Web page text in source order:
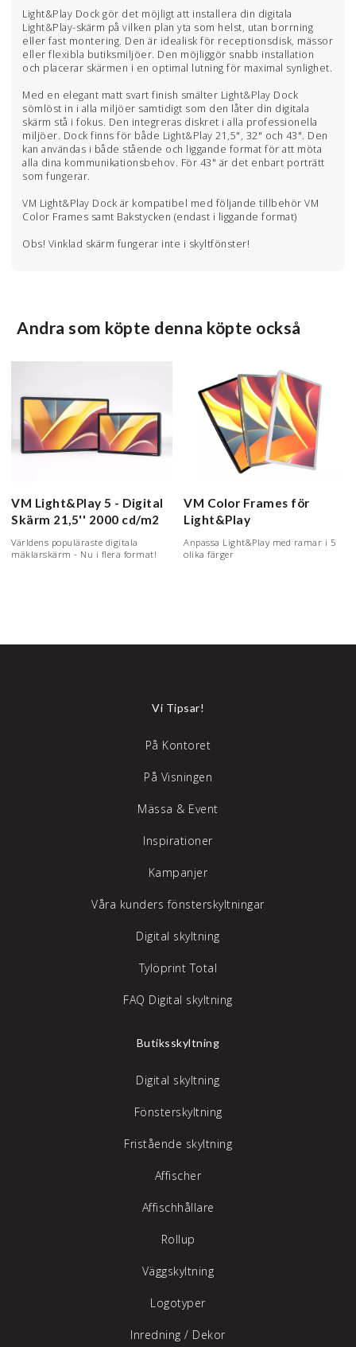
Light&Play Dock gör det möjligt att installera din digitala
Light&Play-skärm på vilken plan yta som helst, utan borrning
eller fast montering. Den är idealisk för receptionsdisk, mässor
eller flexibla butiksmiljöer. Den möjliggör snabb installation
och placerar skärmen i en optimal lutning för maximal synlighet.
Med en elegant matt svart finish smälter Light&Play Dock
sömlöst in i alla miljöer samtidigt som den låter din digitala
skärm stå i fokus. Den integreras diskret i alla professionella
miljöer. Dock finns för både Light&Play 21,5", 32" och 43". Den
kan användas i både stående och liggande format för att möta
alla dina kommunikationsbehov. För 43" är det enbart porträtt
som fungerar.
VM Light&Play Dock är kompatibel med följande tillbehör VM
Color Frames samt Bakstycken (endast i liggande format)
Obs! Vinklad skärm fungerar inte i skyltfönster!
Andra som köpte denna köpte också
VM Light&Play 5 - Digital
Skärm 21,5'' 2000 cd/m2
Världens populäraste digitala
mäklarskärm - Nu i flera format!
VM Color Frames för
Light&Play
Anpassa Light&Play med ramar i 5
olika färger
Vi Tipsar!
På Kontoret
På Visningen
Mässa & Event
Inspirationer
Kampanjer
Våra kunders fönsterskyltningar
Digital skyltning
Tylöprint Total
FAQ Digital skyltning
Butiksskyltning
Digital skyltning
Fönsterskyltning
Fristående skyltning
Affischer
Affischhållare
Rollup
Väggskyltning
Logotyper
Inredning / Dekor